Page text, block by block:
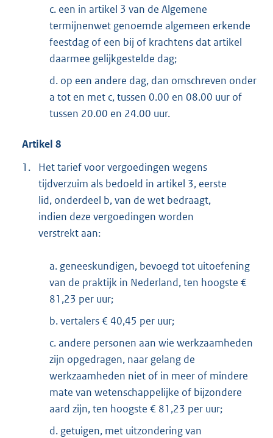
c. een in artikel 3 van de Algemene
termijnenwet genoemde algemeen erkende
feestdag of een bij of krachtens dat artikel
daarmee gelijkgestelde dag;
d. op een andere dag, dan omschreven onder
a tot en met c, tussen 0.00 en 08.00 uur of
tussen 20.00 en 24.00 uur.
Artikel 8
1.
Het tarief voor vergoedingen wegens
tijdverzuim als bedoeld in artikel 3, eerste
lid, onderdeel b, van de wet bedraagt,
indien deze vergoedingen worden
verstrekt aan:
a. geneeskundigen, bevoegd tot uitoefening
van de praktijk in Nederland, ten hoogste €
81,23 per uur;
b. vertalers € 40,45 per uur;
c. andere personen aan wie werkzaamheden
zijn opgedragen, naar gelang de
werkzaamheden niet of in meer of mindere
mate van wetenschappelijke of bijzondere
aard zijn, ten hoogste € 81,23 per uur;
d. getuigen, met uitzondering van